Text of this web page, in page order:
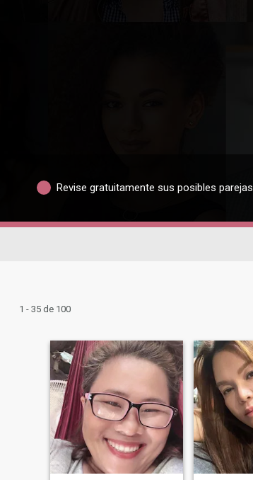
Revise gratuitamente sus posibles parejas
1 - 35 de 100